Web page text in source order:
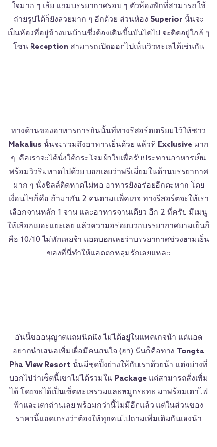
ใจมาก ๆ เล้ย แถมบรรยากาศรอบ ๆ ตัวห้องพักที่สามารถใช้
ถ่ายรูปได้ก็ยังสวยมาก ๆ อีกด้วย ส่วนห้อง Superior นั้นจะ
เป็นห้องที่อยู่ข้างบนบ้านซึ่งต้องเดินขึ้นบันไดไป จะติดอยู่ใกล้ ๆ
โซน Receptionสามารถเปิดออกไปเห็นวิวทะเลได้เช่นกัน
ทางด้านของอาหารการกินนั้นที่ทางรีสอร์ตเตรียมไว้ให้ชาว
Makalius นั้นจะรวมถึงอาหารเย็นด้วย แล้วที่ Exclusive มาก
ๆ คือเราจะได้นั่งใต้กระโจมผ้าใบเพื่อรับประทานอาหารเย็น
พร้อมวิวริมหาดไปด้วย บอกเลยว่าพรีเมี่ยมในด้านบรรยากาศ
มาก ๆ นั่งชิลล์ติดหาดไม่พอ อาหารยังอร่อยอีกตะหาก โดย
เงื่อนไขก็คือ ถ้ามากัน 2 คนตามแพ็คเกจ ทางรีสอร์ตจะให้เรา
เลือกจานหลัก 1 จาน และอาหารจานเดียว อีก 2 ที่ครับ มีเมนู
ให้เลือกเยอะแยะเลย แล้วความอร่อยบวกบรรยากาศยามเย็นก็
คือ 10/10 ไม่หักเลยจ้า แอดบอกเลยว่าบรรยากาศช่วงยามเย็น
ของที่นี่ทำให้แอดตกหลุมรักเลยแหละ
อันนี้ขออนุญาตแถมนิดนึง ไม่ได้อยู่ในแพคเกจน้า แต่แอด
อยากนำเสนอเพิ่มเผื่อมีคนสนใจ (ฮา) นั่นก็คือทาง Tongta
Pha View Resort นั้นมีชุดปิ้งย่างให้กับเราด้วยน้า แต่อย่างที่
บอกไปว่าเซ็ตนี้เขาไม่ได้รวมใน Packageแต่สามารถสั่งเพิ่ม
ได้ โดยจะได้เป็นเซ็ตทะเลรวมและหมูกระทะ มาพร้อมเตาไฟ
ฟ้าและเตาถ่านเลย พร้อมกว่านี้ไม่มีอีกแล้ว แต่ในส่วนของ
ราคานี้แอดเกรงว่าต้องให้ทุกคนไปถามเพิ่มเติมกันเองน้า